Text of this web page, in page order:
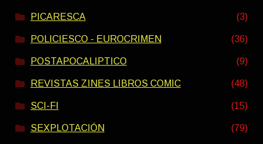
PICARESCA (3)
POLICIESCO - EUROCRIMEN (36)
POSTAPOCALIPTICO (9)
REVISTAS ZINES LIBROS COMIC (48)
SCI-FI (15)
SEXPLOTACIÓN (79)